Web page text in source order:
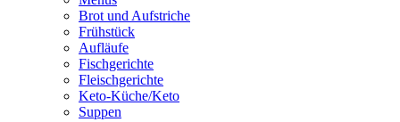
Brot und Aufstriche
Frühstück
Aufläufe
Fischgerichte
Fleischgerichte
Keto-Küche/Keto
Suppen